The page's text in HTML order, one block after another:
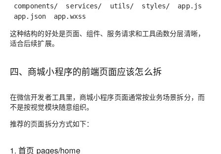
components/ services/ utils/ styles/ app.js
app.jsonapp.wxss
这种结构的好处是页面、组件、服务请求和工具函数分层清晰，
适合后续扩展。
四、商城小程序的前端页面应该怎么拆
在微信开发者工具里，商城小程序页面通常按业务场景拆分，而
不是按视觉模块随意组织。
推荐的页面拆分方式如下：
1. 首页 pages/home